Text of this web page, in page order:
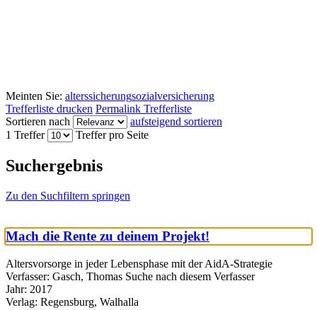
Meinten Sie: alterssicherungsozialversicherung
Trefferliste drucken Permalink Trefferliste
Sortieren nach
aufsteigend sortieren
1 Treffer
Treffer pro Seite
Suchergebnis
Zu den Suchfiltern springen
Mach die Rente zu deinem Projekt!
Altersvorsorge in jeder Lebensphase mit der AidA-Strategie
Verfasser: Gasch, Thomas Suche nach diesem Verfasser
Jahr: 2017
Verlag: Regensburg, Walhalla